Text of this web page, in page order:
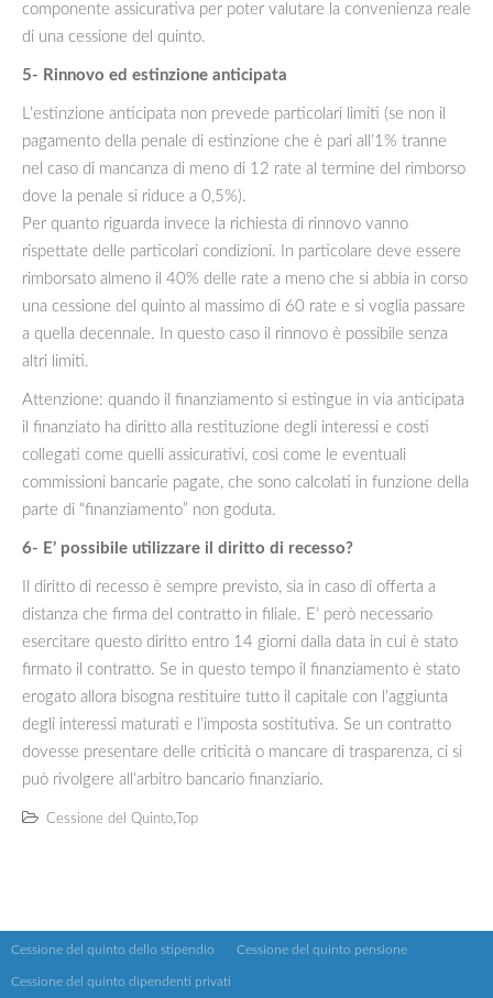
componente assicurativa per poter valutare la convenienza reale
di una cessione del quinto.
5- Rinnovo ed estinzione anticipata
L’estinzione anticipata non prevede particolari limiti (se non il
pagamento della penale di estinzione che è pari all’1% tranne
nel caso di mancanza di meno di 12 rate al termine del rimborso
dove la penale si riduce a 0,5%).
Per quanto riguarda invece la richiesta di rinnovo vanno
rispettate delle particolari condizioni. In particolare deve essere
rimborsato almeno il 40% delle rate a meno che si abbia in corso
una cessione del quinto al massimo di 60 rate e si voglia passare
a quella decennale. In questo caso il rinnovo è possibile senza
altri limiti.
Attenzione: quando il finanziamento si estingue in via anticipata
il finanziato ha diritto alla restituzione degli interessi e costi
collegati come quelli assicurativi, così come le eventuali
commissioni bancarie pagate, che sono calcolati in funzione della
parte di “finanziamento” non goduta.
6- E’ possibile utilizzare il diritto di recesso?
Il diritto di recesso è sempre previsto, sia in caso di offerta a
distanza che firma del contratto in filiale. E’ però necessario
esercitare questo diritto entro 14 giorni dalla data in cui è stato
firmato il contratto. Se in questo tempo il finanziamento è stato
erogato allora bisogna restituire tutto il capitale con l’aggiunta
degli interessi maturati e l’imposta sostitutiva. Se un contratto
dovesse presentare delle criticità o mancare di trasparenza, ci si
può rivolgere all’arbitro bancario finanziario.
Cessione del Quinto, Top
Cessione del quinto dello stipendio Cessione del quinto pensione
Cessione del quinto dipendenti privati